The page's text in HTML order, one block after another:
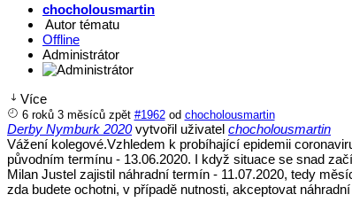
chocholousmartin
Autor tématu
Offline
Administrátor
Více
6 roků 3 měsíců zpět #1962 od chocholousmartin
Derby Nymburk 2020vytvořil uživatel chocholousmartin
Vážení kolegové.Vzhledem k probíhající epidemii
původním termínu - 13.06.2020. I když situace se snad
Milan Justel zajistil náhradní termín - 11.07.2020, tedy
zda budete ochotni, v případě nutnosti, akceptovat